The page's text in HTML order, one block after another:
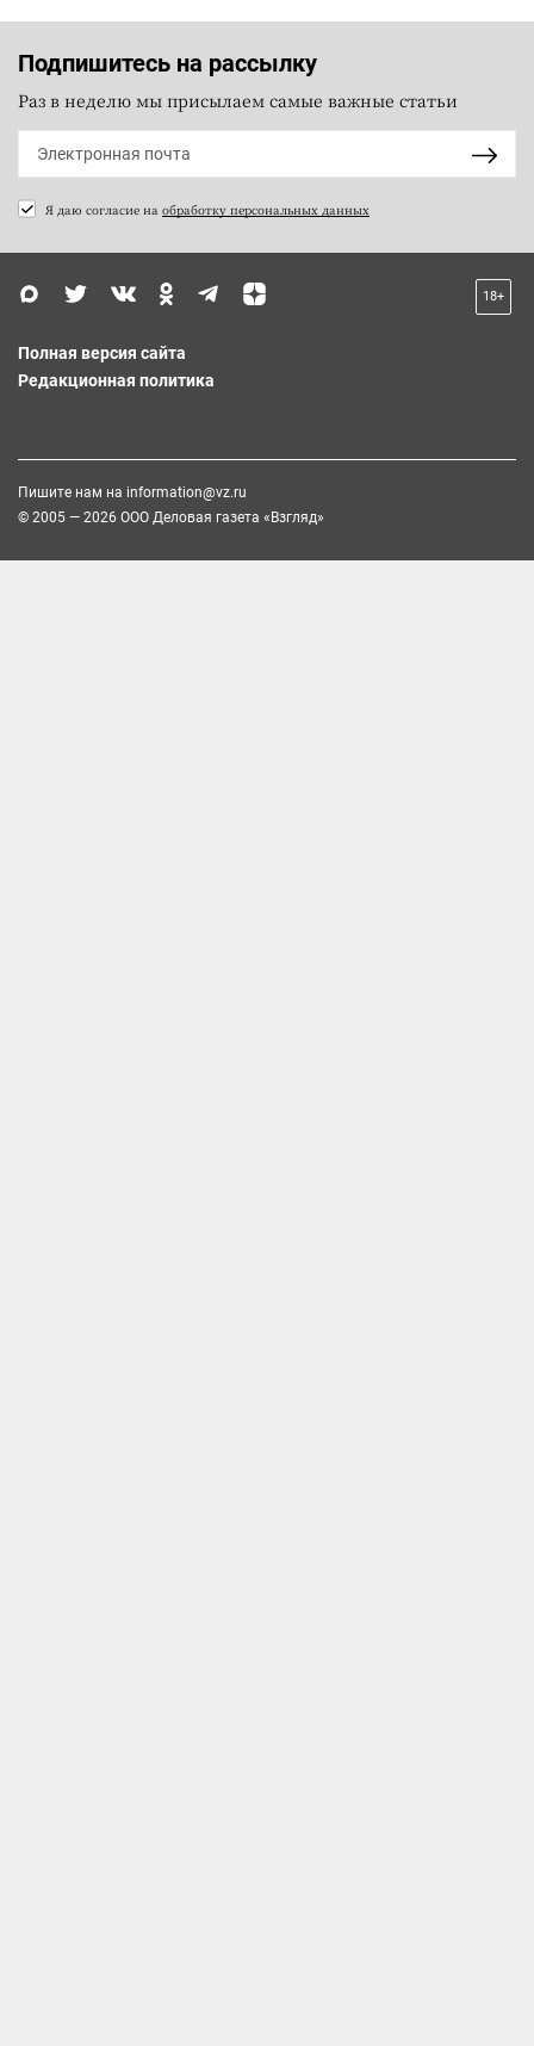
Подпишитесь на рассылку
Раз в неделю мы присылаем самые важные статьи
Я даю согласие на обработку персональных данных
18+
Полная версия сайта
Редакционная политика
Пишите нам на information@vz.ru
© 2005 — 2026 ООО Деловая газета «Взгляд»